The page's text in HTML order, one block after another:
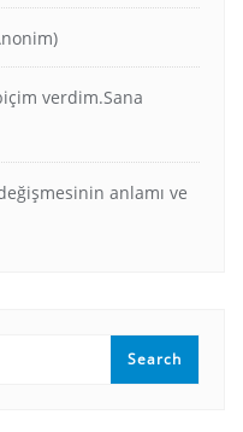
verdim.Sana
anlamı ve